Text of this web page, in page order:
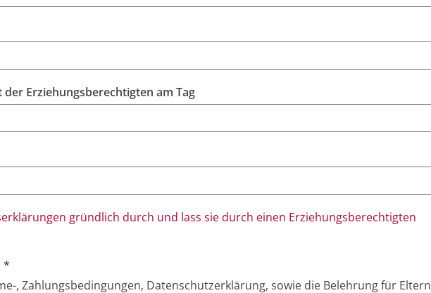
Erziehungsberechtigten am Tag
gründlich durch und lass sie durch einen Erziehungsberechtigten
*
, Zahlungsbedingungen, Datenschutzerklärung, sowie die Belehrung für Eltern